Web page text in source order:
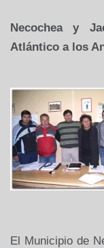
Necochea y
Atlántico a los
El Municipio de